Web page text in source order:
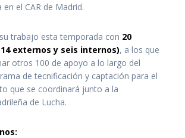
el CAR de Madrid.
trabajo esta temporada con 20
externos y seis internos), a los que
otros 100 de apoyo a lo largo del
de tecnificación y captación para el
que se coordinará junto a la
de Lucha.